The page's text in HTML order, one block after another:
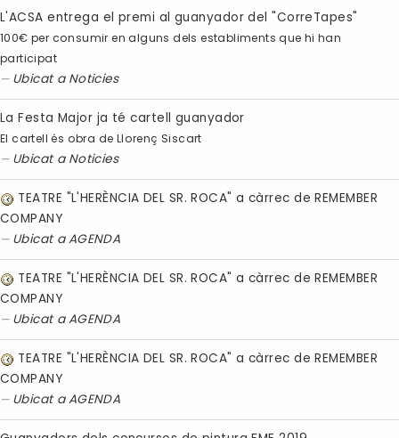
L'ACSA entrega el premi al guanyador del "CorreTapes"
100€ per consumir en alguns dels establiments que hi han
participat
Ubicat a Noticies
La Festa Major ja té cartell guanyador
El cartell és obra de Llorenç Siscart
Ubicat a Noticies
TEATRE "L'HERÈNCIA DEL SR. ROCA" a càrrec de REMEMBER
COMPANY
Ubicat aAGENDA
TEATRE "L'HERÈNCIA DEL SR. ROCA" a càrrec de REMEMBER
COMPANY
Ubicat aAGENDA
TEATRE "L'HERÈNCIA DEL SR. ROCA" a càrrec de REMEMBER
COMPANY
Ubicat aAGENDA